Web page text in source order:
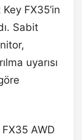
FX35’in
Sabit
uyarısı
AWD